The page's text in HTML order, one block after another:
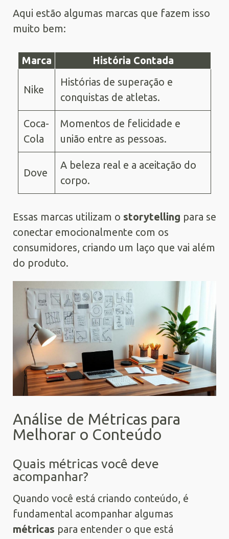
Aqui estão algumas marcas que fazem isso
muito bem:
Marca História Contada
Nike
Histórias de superação e
conquistas de atletas.
Coca-
Cola
Momentos de felicidade e
união entre as pessoas.
Dove
A beleza real e a aceitação do
corpo.
Essas marcas utilizam o storytelling para se
conectar emocionalmente com os
consumidores, criando um laço que vai além
do produto.
Análise de Métricas para
Melhorar o Conteúdo
Quais métricas você deve
acompanhar?
Quando você está criando conteúdo, é
fundamental acompanhar algumas
métricas para entender o que está